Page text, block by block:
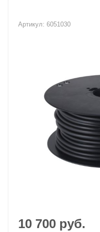
Артикул: 6051030
10 700 руб.